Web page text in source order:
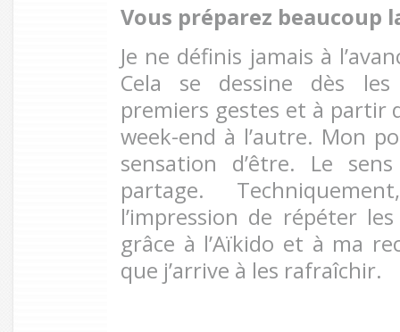
Vous préparez beaucoup
Je ne définis jamais à
Cela se dessine dès
premiers gestes et à partir
week-end à l’autre. Mon
sensation d’être. Le
partage.
l’impression de répéter
grâce à l’Aïkido et à ma
que j’arrive à les rafraîchir.